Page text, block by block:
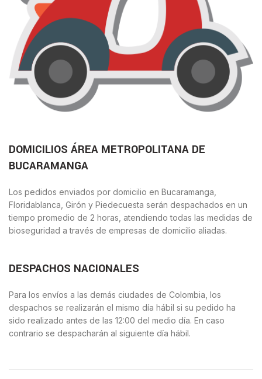
DOMICILIOS ÁREA METROPOLITANA DE
BUCARAMANGA
Los pedidos enviados por domicilio en Bucaramanga,
Floridablanca, Girón y Piedecuesta serán despachados en un
tiempo promedio de 2 horas, atendiendo todas las medidas de
bioseguridad a través de empresas de domicilio aliadas.
DESPACHOS NACIONALES
Para los envíos a las demás ciudades de Colombia, los
despachos se realizarán el mismo día hábil si su pedido ha
sido realizado antes de las 12:00 del medio día. En caso
contrario se despacharán al siguiente día hábil.